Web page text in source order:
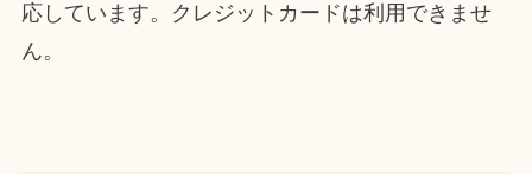
応しています。クレジットカードは利用できませ
ん。